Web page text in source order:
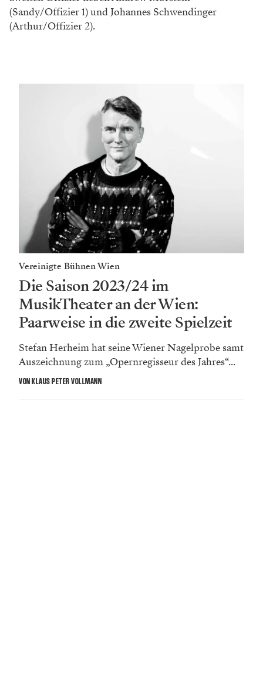
(Sandy/Offizier 1) und Johannes Schwendinger
(Arthur/Offizier 2).
Vereinigte Bühnen Wien
Die Saison 2023/24 im
MusikTheater an der Wien:
Paarweise in die zweite Spielzeit
Stefan Herheim hat seine Wiener Nagelprobe samt
Auszeichnung zum „Opernregisseur des Jahres“...
VON KLAUS PETER VOLLMANN